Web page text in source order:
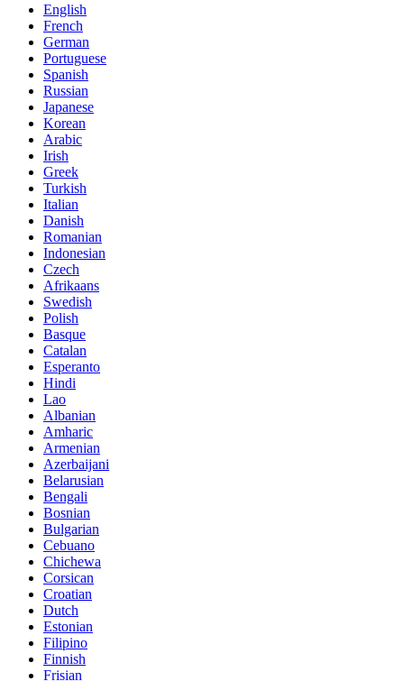
English
French
German
Portuguese
Spanish
Russian
Japanese
Korean
Arabic
Irish
Greek
Turkish
Italian
Danish
Romanian
Indonesian
Czech
Afrikaans
Swedish
Polish
Basque
Catalan
Esperanto
Hindi
Lao
Albanian
Amharic
Armenian
Azerbaijani
Belarusian
Bengali
Bosnian
Bulgarian
Cebuano
Chichewa
Corsican
Croatian
Dutch
Estonian
Filipino
Finnish
Frisian